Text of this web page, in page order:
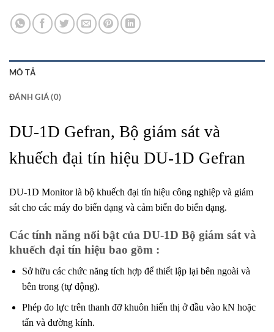
MÔ TẢ
ĐÁNH GIÁ (0)
DU-1D Gefran, Bộ giám sát và
khuếch đại tín hiệu DU-1D Gefran
DU-1D Monitor là bộ khuếch đại tín hiệu công nghiệp và giám
sát cho các máy đo biến dạng và cảm biến đo biến dạng.
Các tính năng nổi bật của DU-1D Bộ giám sát và
khuếch đại tín hiệu bao gồm :
Sở hữu các chức năng tích hợp để thiết lập lại bên ngoài và
bên trong (tự động).
Phép đo lực trên thanh đỡ khuôn hiển thị ở đầu vào kN hoặc
tấn và đường kính.